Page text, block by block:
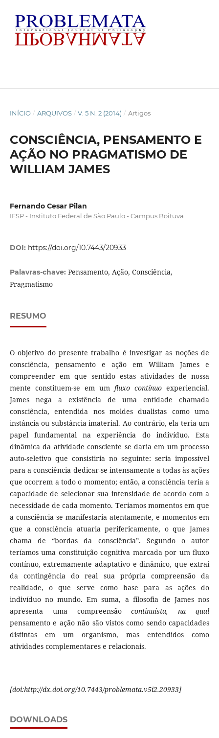
INÍCIO / ARQUIVOS / V. 5 N. 2 (2014) / Artigos
CONSCIÊNCIA, PENSAMENTO E
AÇÃO NO PRAGMATISMO DE
WILLIAM JAMES
Fernando Cesar Pilan
IFSP - Instituto Federal de São Paulo - Campus Boituva
DOI: https://doi.org/10.7443/20933
Palavras-chave: Pensamento, Ação, Consciência,
Pragmatismo
RESUMO
O objetivo do presente trabalho é investigar as noções de
consciência, pensamento e ação em William James e
compreender em que sentido estas atividades de nossa
mente constituem-se em umfluxo contínuo experiencial.
James nega a existência de uma entidade chamada
consciência, entendida nos moldes dualistas como uma
instância ou substância imaterial. Ao contrário, ela teria um
papel fundamental na experiência do indivíduo. Esta
dinâmica da atividade consciente se daria em um processo
auto-seletivo que consistiria no seguinte: seria impossível
para a consciência dedicar-se intensamente a todas às ações
que ocorrem a todo o momento; então, a consciência teria a
capacidade de selecionar sua intensidade de acordo com a
necessidade de cada momento. Teríamos momentos em que
a consciência se manifestaria atentamente, e momentos em
que a consciência atuaria perifericamente, o que James
chama de “bordas da consciência”. Segundo o autor
teríamos uma constituição cognitiva marcada por um fluxo
contínuo, extremamente adaptativo e dinâmico, que extrai
da contingência do real sua própria compreensão da
realidade, o que serve como base para as ações do
indivíduo no mundo. Em suma, a filosofia de James nos
apresenta uma compreensãocontinuísta, na qual
pensamento e ação não são vistos como sendo capacidades
distintas em um organismo, mas entendidos como
atividades complementares e relacionais.
[doi:http://dx.doi.org/10.7443/problemata.v5i2.20933]
DOWNLOADS